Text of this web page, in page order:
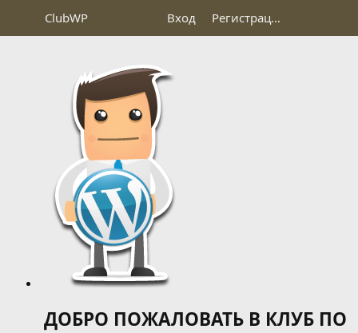
ClubWP Вход Регистрация
ДОБРО ПОЖАЛОВАТЬ В КЛУБ ПО